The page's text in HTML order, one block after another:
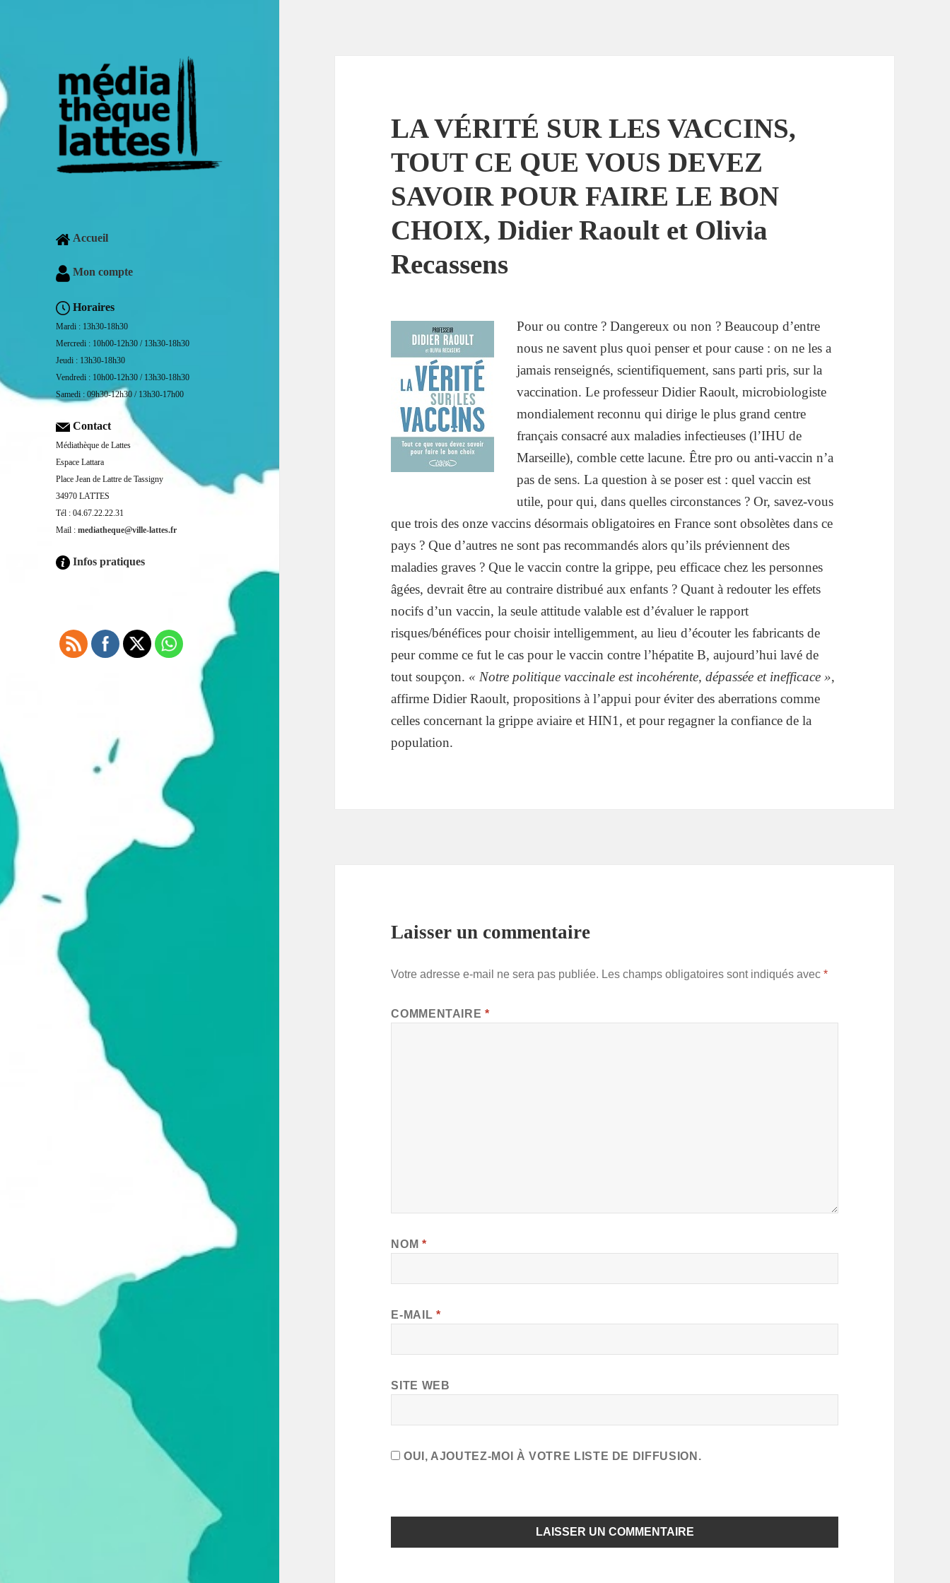
Accueil
Mon compte
Horaires
Mardi : 13h30-18h30
Mercredi : 10h00-12h30 / 13h30-18h30
Jeudi : 13h30-18h30
Vendredi : 10h00-12h30 / 13h30-18h30
Samedi : 09h30-12h30 / 13h30-17h00
Contact
Médiathèque de Lattes
Espace Lattara
Place Jean de Lattre de Tassigny
34970 LATTES
Tél : 04.67.22.22.31
Mail :mediatheque@ville-lattes.fr
Infos pratiques
Facebook is disabled.
LA VÉRITÉ SUR LES VACCINS,
TOUT CE QUE VOUS DEVEZ
SAVOIR POUR FAIRE LE BON
CHOIX, Didier Raoult et Olivia
Recassens
Pour ou contre ? Dangereux ou non ? Beaucoup d’entre
nous ne savent plus quoi penser et pour cause : on ne les a
jamais renseignés, scientifiquement, sans parti pris, sur la
vaccination. Le professeur Didier Raoult, microbiologiste
mondialement reconnu qui dirige le plus grand centre
français consacré aux maladies infectieuses (l’IHU de
Marseille), comble cette lacune. Être pro ou anti-vaccin n’a
pas de sens. La question à se poser est : quel vaccin est
utile, pourqui, dans quelles circonstances ? Or, savez-vous
que trois des onze vaccins désormais obligatoires en France sont obsolètes dans ce
pays ? Que d’autres ne sont pas recommandés alors qu’ils préviennent des
maladies graves ? Que le vaccin contre la grippe, peu efficace chez les personnes
âgées, devrait être au contraire distribué aux enfants ? Quant à redouter les effets
nocifs d’un vaccin, la seule attitude valable est d’évaluer le rapport
risques/bénéfices pour choisir intelligemment, au lieu d’écouter les fabricants de
peur comme ce fut le cas pour le vaccin contre l’hépatite B, aujourd’hui lavé de
tout soupçon. « Notre politique vaccinale est incohérente, dépassée et inefficace »,
affirme Didier Raoult, propositions à l’appui pour éviter des aberrations comme
celles concernant la grippe aviaire et HIN1, et pour regagner la confiance de la
population.
Laisser un commentaire
Votre adresse e-mail ne sera pas publiée. Les champs obligatoires sont indiqués avec*
COMMENTAIRE*
NOM *
E-MAIL *
SITE WEB
OUI, AJOUTEZ-MOI À VOTRE LISTE DE DIFFUSION.